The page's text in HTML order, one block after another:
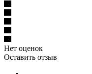
Нет оценок
Оставить отзыв